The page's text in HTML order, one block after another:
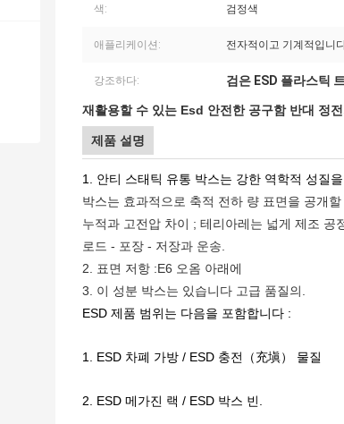
색: 검정색
애플리케이션: 전자적이고 기계적입니
강조하다: 검은 ESD 플라스틱
재활용할 수 있는 Esd 안전한 공구함 반대 정
제품 설명
1. 안티 스태틱 유통 박스는 강한 역학적 성질
박스는 효과적으로 축적 전하 량 표면을 공개
누적과 고전압 차이 ; 테리아레는 넓게 제조 공
로드 - 포장 - 저장과 운송.
2. 표면 저항 :E6 오옴 아래에
3. 이 성분 박스는 있습니다 고급 품질의.
ESD 제품 범위는 다음을 포함합니다 :
1. ESD 차폐 가방 / ESD 충전（充塡） 물질
2. ESD 메가진 랙 / ESD 박스 빈.